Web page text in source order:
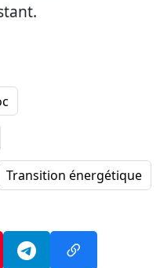
Transition énergétique